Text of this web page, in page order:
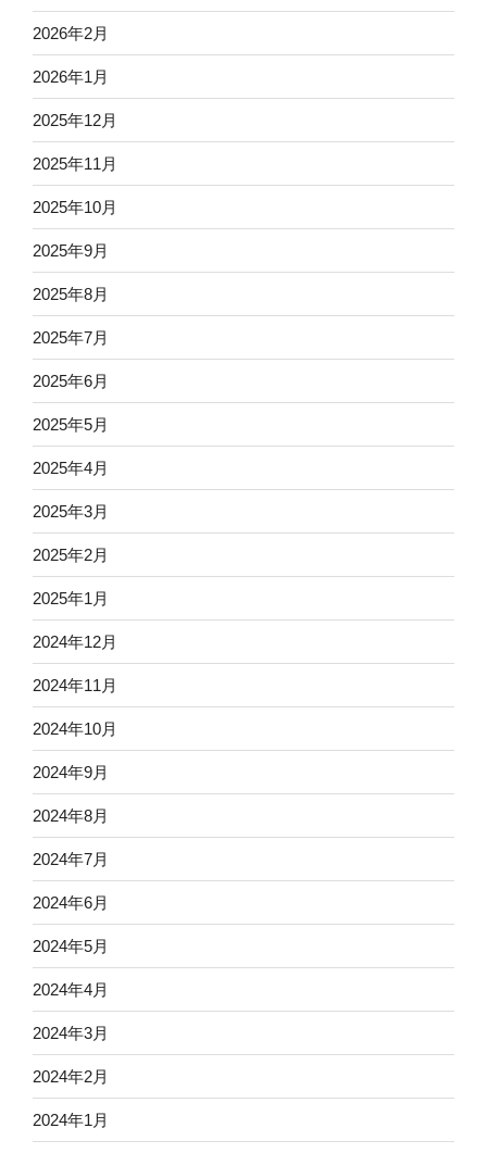
2026年2月
2026年1月
2025年12月
2025年11月
2025年10月
2025年9月
2025年8月
2025年7月
2025年6月
2025年5月
2025年4月
2025年3月
2025年2月
2025年1月
2024年12月
2024年11月
2024年10月
2024年9月
2024年8月
2024年7月
2024年6月
2024年5月
2024年4月
2024年3月
2024年2月
2024年1月